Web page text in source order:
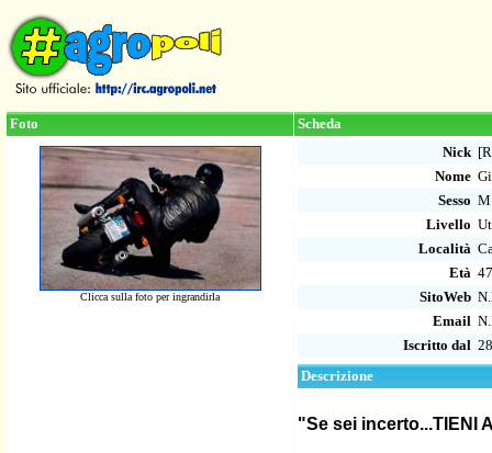
Foto Scheda
Clicca sulla foto per ingrandirla
Nick
Nome
Sesso M
Livello
Località
Età 47
SitoWeb
Email
Iscritto dal
Descrizione
"Se sei incerto...TIENI